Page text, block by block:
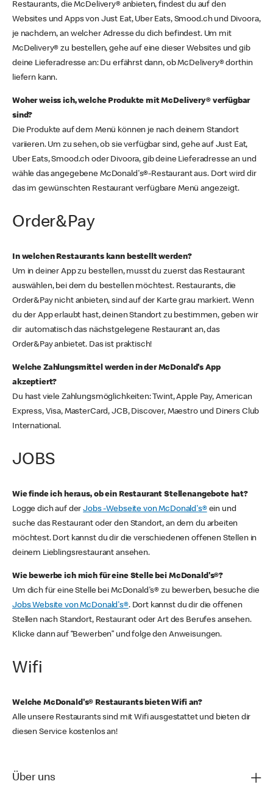
Restaurants, die McDelivery® anbieten, findest du auf den
Websites und Apps von Just Eat, Uber Eats, Smood.ch und Divoora,
je nachdem, an welcher Adresse du dich befindest. Um mit
McDelivery® zu bestellen, gehe auf eine dieser Websites und gib
deine Lieferadresse an: Du erfährst dann, ob McDelivery® dorthin
liefern kann.
Woher weiss ich, welche Produkte mit McDelivery® verfügbar
sind?
Die Produkte auf dem Menü können je nach deinem Standort
variieren. Um zu sehen, ob sie verfügbar sind, gehe auf Just Eat,
Uber Eats, Smood.ch oder Divoora, gib deine Lieferadresse an und
wähle das angegebene McDonald's®-Restaurant aus. Dort wird dir
das im gewünschten Restaurant verfügbare Menü angezeigt.
Order&Pay
In welchen Restaurants kann bestellt werden?
Um in deiner App zu bestellen, musst du zuerst das Restaurant
auswählen, bei dem du bestellen möchtest. Restaurants, die
Order&Pay nicht anbieten, sind auf der Karte grau markiert. Wenn
du der App erlaubt hast, deinen Standort zu bestimmen, geben wir
dir automatisch das nächstgelegene Restaurant an, das
Order&Pay anbietet. Das ist praktisch!
Welche Zahlungsmittel werden in der McDonald's App
akzeptiert?
Du hast viele Zahlungsmöglichkeiten: Twint, Apple Pay, American
Express, Visa, MasterCard, JCB, Discover, Maestro und Diners Club
International.
JOBS
Wie finde ich heraus, ob ein Restaurant Stellenangebote hat?
Logge dich auf derJobs -Webseite von McDonald's®ein und
suche das Restaurant oder den Standort, an dem du arbeiten
möchtest. Dort kannst du dir die verschiedenen offenen Stellen in
deinem Lieblingsrestaurant ansehen.
Wie bewerbe ich mich für eine Stelle bei McDonald's®?
Um dich für eine Stelle bei McDonald's® zu bewerben, besuche die
Jobs Website von McDonald's®. Dort kannst du dir die offenen
Stellen nach Standort, Restaurant oder Art des Berufes ansehen.
Klicke dann auf “Bewerben” und folge den Anweisungen.
Wifi
Welche McDonald's® Restaurants bieten Wifi an?
Alle unsere Restaurants sind mit Wifi ausgestattet und bieten dir
diesen Service kostenlos an!
Über uns